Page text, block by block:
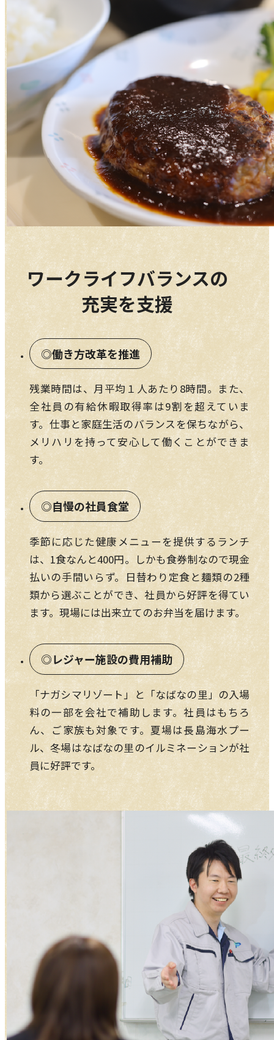
ワークライフバランスの
充実を支援
働き方改革を推進
残業時間は、月平均１人あたり8時間。また、
全社員の有給休暇取得率は9割を超えていま
す。仕事と家庭生活のバランスを保ちながら、
メリハリを持って安心して働くことができま
す。
自慢の社員食堂
季節に応じた健康メニューを提供するランチ
は、1食なんと400円。しかも食券制なので現金
払いの手間いらず。日替わり定食と麺類の2種
類から選ぶことができ、社員から好評を得てい
ます。現場には出来立てのお弁当を届けます。
レジャー施設の費用補助
「ナガシマリゾート」と「なばなの里」の入場
料の一部を会社で補助します。社員はもちろ
ん、ご家族も対象です。夏場は長島海水プー
ル、冬場はなばなの里のイルミネーションが社
員に好評です。